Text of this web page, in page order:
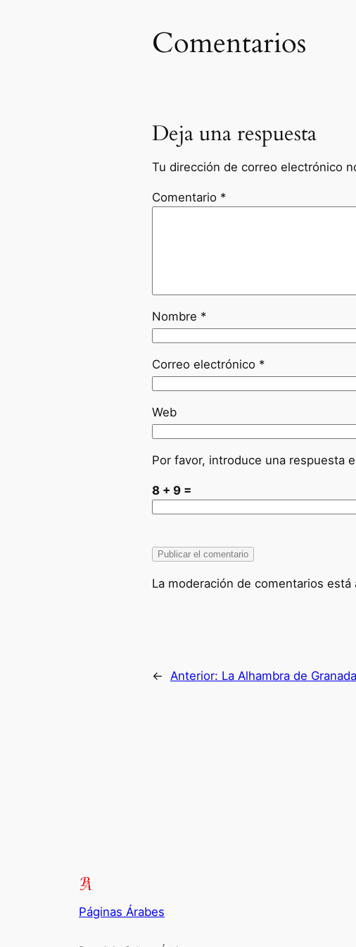
Comentarios
Deja una respuesta
Tu dirección de correo electrónico
Comentario *
Nombre *
Correo electrónico *
Web
Por favor, introduce una respuesta
8 + 9 =
La moderación de comentarios
← Anterior: La Alhambra de Granada
Páginas Árabes